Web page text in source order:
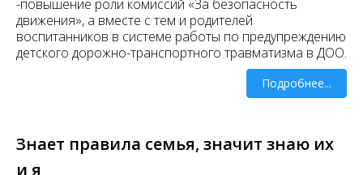
-повышение роли комиссий «За безопасность
движения», а вместе с тем и родителей
воспитанников в системе работы по предупреждению
детского дорожно-транспортного травматизма в ДОО.
Подробнее...
Знает правила семья, значит знаю их
и я